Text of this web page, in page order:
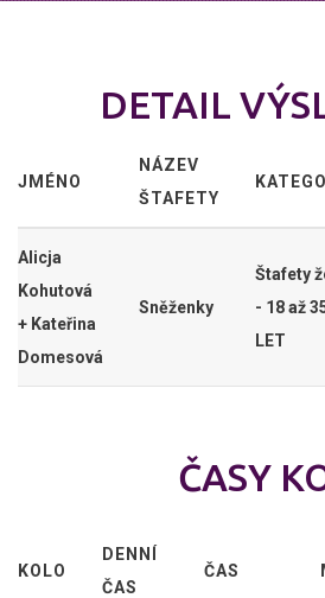
DETAIL
JMÉNO
NÁZEV
ŠTAFETY
Alicja
Kohutová
+ Kateřina
Domesová
Sněženky
Štafety
- 18 až
LET
ČASY
KOLO
DENNÍ
ČAS
ČAS